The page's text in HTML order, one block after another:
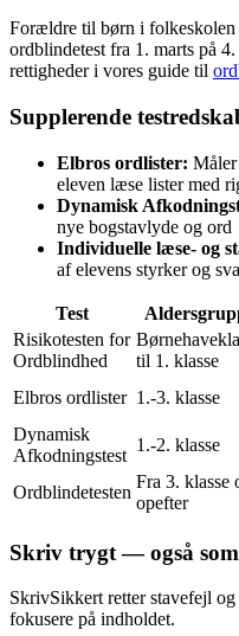
Forældre til børn i folkeskolen
ordblindetest fra 1. marts på
rettigheder i vores guide til
Supplerende
Elbros ordlister:
eleven læse lister med
Dynamisk
nye bogstavlyde og ord
Individuelle læse- og
af elevens styrker og
Test
Risikotesten for
Ordblindhed
til 1. klasse
Elbros ordlister 1.-3. klasse
Dynamisk
Afkodningstest
1.-2. klasse
Ordblindetesten
Fra 3. klasse
opefter
Skriv trygt — også
SkrivSikkert retter stavefejl
fokusere på indholdet.